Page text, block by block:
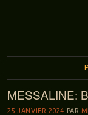
MESSALINE:
25 JANVIER 2024 PAR